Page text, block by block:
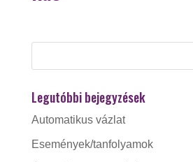
Legutóbbi bejegyzések
Automatikus vázlat
Események/tanfolyamok